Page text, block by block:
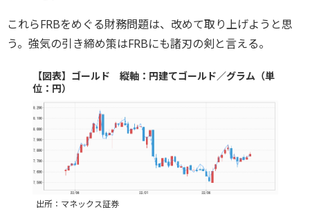
これらFRBをめぐる財務問題は、改めて取り上げようと思
う。強気の引き締め策はFRBにも諸刃の剣と言える。
【図表】ゴールド 縦軸：円建てゴールド／グラム（単
位：円）
出所：マネックス証券